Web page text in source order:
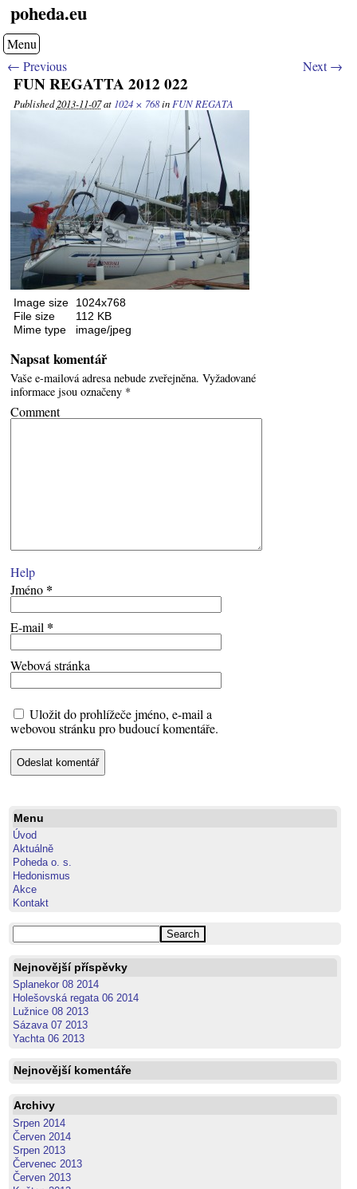
poheda.eu
Menu
← Previous
Next →
FUN REGATTA 2012 022
Published2013-11-07at 1024 × 768in FUN REGATA
Image size
1024x768
File size
112 KB
Mime type
image/jpeg
Napsat komentář
Vaše e-mailová adresa nebude zveřejněna. Vyžadované
informace jsou označeny *
Comment
Help
Jméno *
E-mail *
Webová stránka
Uložit do prohlížeče jméno, e-mail a
webovou stránku pro budoucí komentáře.
Menu
Úvod
Aktuálně
Poheda o. s.
Hedonismus
Akce
Kontakt
Nejnovější příspěvky
Splanekor 08 2014
Holešovská regata 06 2014
Lužnice 08 2013
Sázava 07 2013
Yachta 06 2013
Nejnovější komentáře
Archivy
Srpen 2014
Červen 2014
Srpen 2013
Červenec 2013
Červen 2013